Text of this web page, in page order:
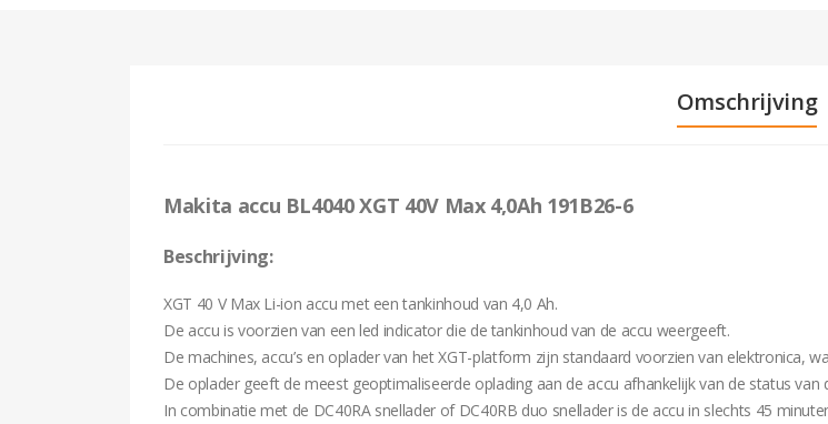
Omschrijving
Makita accu BL4040 XGT 40V Max 4,0Ah 191B26-6
Beschrijving:
XGT 40 V Max Li-ion accu met een tankinhoud van 4,0 Ah.
De accu is voorzien van een led indicator die de tankinhoud van de accu weergeeft.
De machines, accu’s en oplader van het XGT-platform zijn standaard voorzien van elektronica,
De oplader geeft de meest geoptimaliseerde oplading aan de accu afhankelijk van de status van
In combinatie met de DC40RA snellader of DC40RB duo snellader is de accu in slechts 45